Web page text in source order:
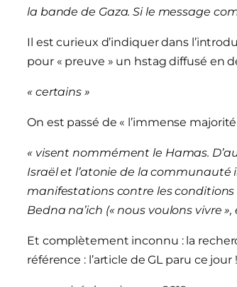
la bande de Gaza. Si le message
Il est curieux d’indiquer dans
pour « preuve » un hstag diffusé en
« certains »
On est passé de « l’immense majorité
« visent nommément le Hamas.
Israël et l’atonie de la
manifestations contre les conditions
Bedna na’ich (« nous voulons vivre
Et complètement inconnu : la
référence : l’article de GL paru ce jour !